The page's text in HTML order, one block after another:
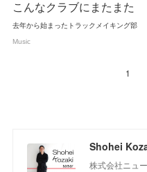
こんなクラブにまたまた
去年から始まったトラックメイキング部
Music
1
Shohei
株式会社ニュ